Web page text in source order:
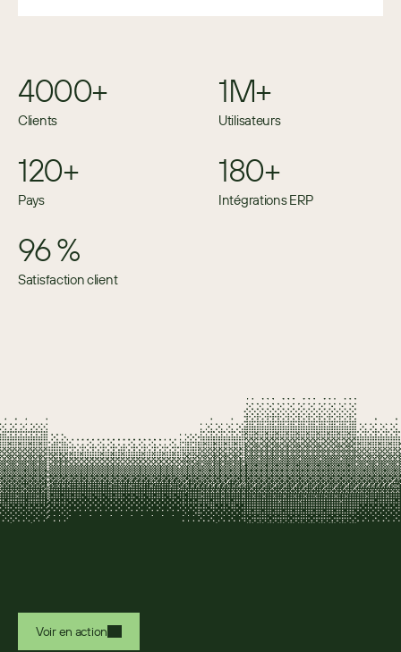
4000+
Clients
1M+
Utilisateurs
120+
Pays
180+
Intégrations ERP
96 %
Satisfaction client
Voir en action